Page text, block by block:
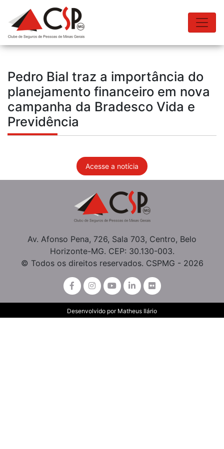
Pedro Bial traz a importância do
planejamento financeiro em nova
campanha da Bradesco Vida e
Previdência
Acesse a notícia
Av. Afonso Pena, 726, Sala 703, Centro, Belo
Horizonte-MG. CEP: 30.130-003.
© Todos os direitos reservados. CSPMG - 2026
Desenvolvido por Matheus Ilário